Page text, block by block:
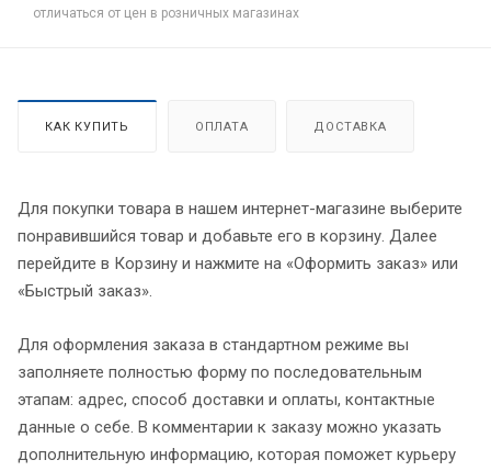
отличаться от цен в розничных магазинах
КАК КУПИТЬ ОПЛАТА ДОСТАВКА
Для покупки товара в нашем интернет-магазине выберите
понравившийся товар и добавьте его в корзину. Далее
перейдите в Корзину и нажмите на «Оформить заказ» или
«Быстрый заказ».
Для оформления заказа в стандартном режиме вы
заполняете полностью форму по последовательным
этапам: адрес, способ доставки и оплаты, контактные
данные о себе. В комментарии к заказу можно указать
дополнительную информацию, которая поможет курьеру